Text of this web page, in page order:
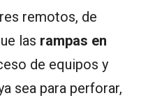
remotos, de
las rampas en
de equipos y
sea para perforar,